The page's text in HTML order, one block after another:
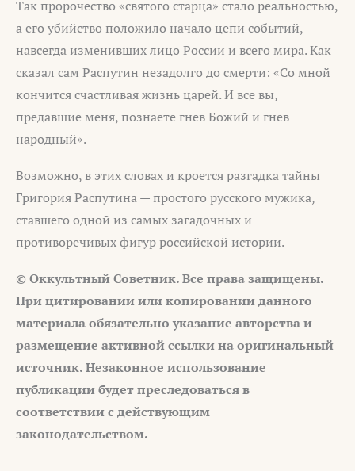
Так пророчество «святого старца» стало реальностью,
а его убийство положило начало цепи событий,
навсегда изменивших лицо России и всего мира. Как
сказал сам Распутин незадолго до смерти: «Со мной
кончится счастливая жизнь царей. И все вы,
предавшие меня, познаете гнев Божий и гнев
народный».
Возможно, в этих словах и кроется разгадка тайны
Григория Распутина — простого русского мужика,
ставшего одной из самых загадочных и
противоречивых фигур российской истории.
© Оккультный Советник. Все права защищены.
При цитировании или копировании данного
материала обязательно указание авторства и
размещение активной ссылки на оригинальный
источник. Незаконное использование
публикации будет преследоваться в
соответствии с действующим
законодательством.